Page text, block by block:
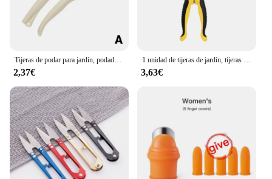
Tijeras de podar para jardín, podadora profesional para huerto, bonsái, jardinería al aire libre, Chopper, tijeras de podar, herramientas manuales
2,37€
1 unidad de tijeras de jardín, tijeras de poda profesional afiladas, tijeras de podar, tijeras para jardín
3,63€